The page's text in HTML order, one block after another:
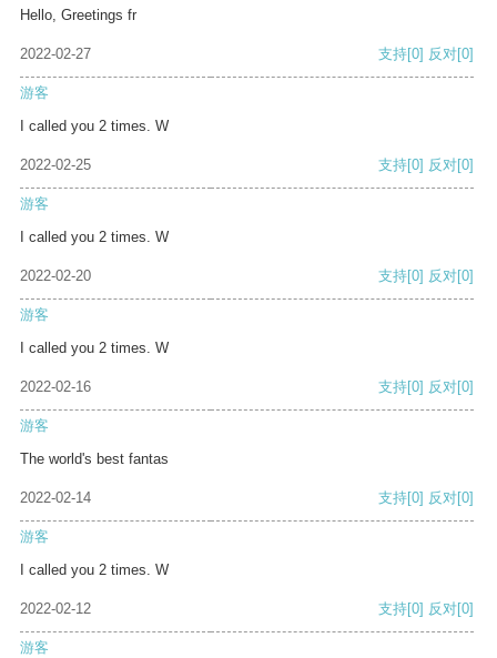
Hello, Greetings fr
2022-02-27 支持[0] 反对[0]
游客
I called you 2 times. W
2022-02-25 支持[0] 反对[0]
游客
I called you 2 times. W
2022-02-20 支持[0] 反对[0]
游客
I called you 2 times. W
2022-02-16 支持[0] 反对[0]
游客
The world's best fantas
2022-02-14 支持[0] 反对[0]
游客
I called you 2 times. W
2022-02-12 支持[0] 反对[0]
游客